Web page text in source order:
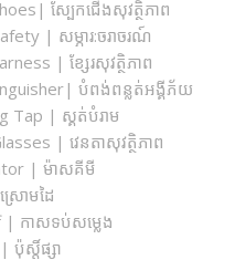
ស្បែកជើងសុវត្ថិភាព
| សម្ភារ:ចរាចរណ៍
| ខ្សែរសុវត្ថិភាព
បំពង់ពន្លត់អង្គីភ័យ
Tap | ស្គត់បំរាម
| វេនតាសុវត្ថិភាព
| ម៉ាសគីមី
រោមដៃ
| កាសទប់សម្លេង
ប៉ុស្តិ៍ផ្សា